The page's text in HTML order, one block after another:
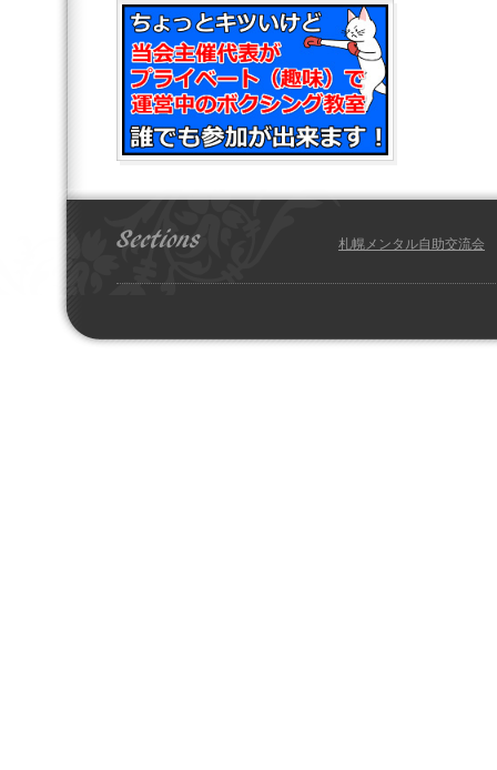
札幌メンタル自助交流会